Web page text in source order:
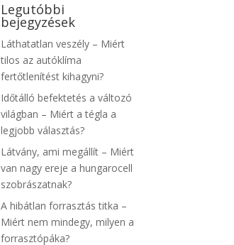
Legutóbbi
bejegyzések
Láthatatlan veszély – Miért
tilos az autóklíma
fertőtlenítést kihagyni?
Időtálló befektetés a változó
világban – Miért a tégla a
legjobb választás?
Látvány, ami megállít – Miért
van nagy ereje a hungarocell
szobrászatnak?
A hibátlan forrasztás titka –
Miért nem mindegy, milyen a
forrasztópáka?